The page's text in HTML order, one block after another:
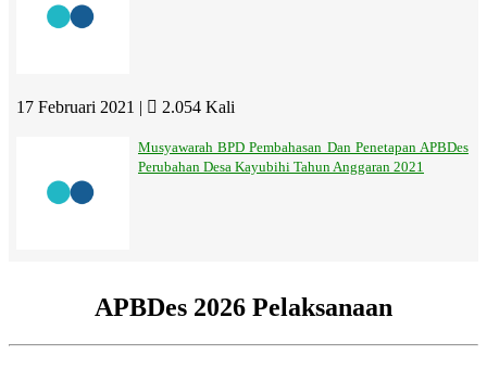
17 Februari 2021 | 2.054 Kali
Musyawarah BPD Pembahasan Dan Penetapan APBDes
Perubahan Desa Kayubihi Tahun Anggaran 2021
APBDes 2026 Pelaksanaan